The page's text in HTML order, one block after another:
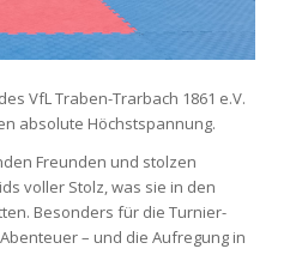
VfL Traben-Trarbach 1861 e.V.
absolute Höchstspannung.
Freunden und stolzen
voller Stolz, was sie in den
Besonders für die Turnier-
– und die Aufregung in